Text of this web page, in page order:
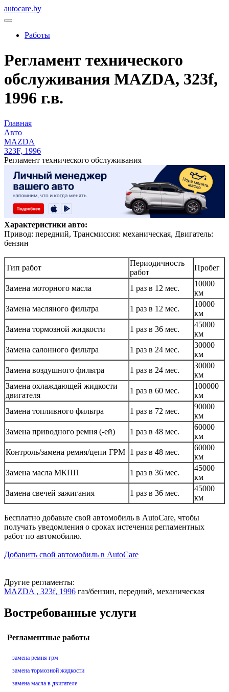
autocare.by
Работы
Регламент технического
обслуживания MAZDA, 323f,
1996 г.в.
Главная
Авто
MAZDA
323F, 1996
Регламент технического обслуживания
Характеристики авто:
Привод: передний, Трансмиссия: механическая, Двигатель:
бензин
Тип работ
Периодичность
работ
Пробег
Замена моторного масла 1 раз в 12 мес.
10000
км
Замена масляного фильтра
1 раз в 12 мес.
10000
км
Замена тормозной жидкости
1 раз в 36 мес.
45000
км
Замена салонного фильтра
1 раз в 24 мес.
30000
км
Замена воздушного фильтра
1 раз в 24 мес.
30000
км
Замена охлаждающей жидкости
двигателя
1 раз в 60 мес.
100000
км
Замена топливного фильтра
1 раз в 72 мес.
90000
км
Замена приводного ремня (-ей)
1 раз в 48 мес.
60000
км
Контроль/замена ремня/цепи ГРМ 1 раз в 48 мес.
60000
км
Замена масла МКПП
1 раз в 36 мес.
45000
км
Замена свечей зажигания
1 раз в 36 мес.
45000
км
Бесплатно добавьте свой автомобиль в AutoCare, чтобы
получать уведомления о сроках истечения регламентных
работ по автомобилю.
Добавить свой автомобиль в AutoCare
Другие регламенты:
MAZDA , 323f, 1996 газ/бензин, передний, механическая
Востребованные услуги
Регламентные работы
замена ремня грм
замена тормозной жидкости
замена масла в двигателе